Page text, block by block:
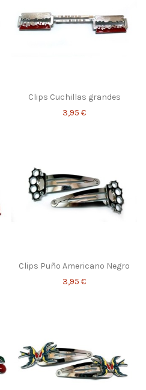
Clips Cuchillas grandes
3,95 €
Clips Puño Americano Negro
3,95 €